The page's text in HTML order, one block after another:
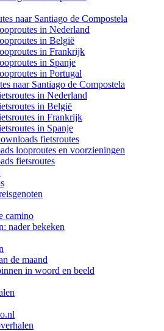
naar Santiago de Compostela
in Nederland
in België
in Frankrijk
in Spanje
in Portugal
naar Santiago de Compostela
in Nederland
in België
in Frankrijk
in Spanje
fietsroutes
looproutes en voorzieningen
fietsroutes
camino
nader bekeken
de maand
in woord en beeld